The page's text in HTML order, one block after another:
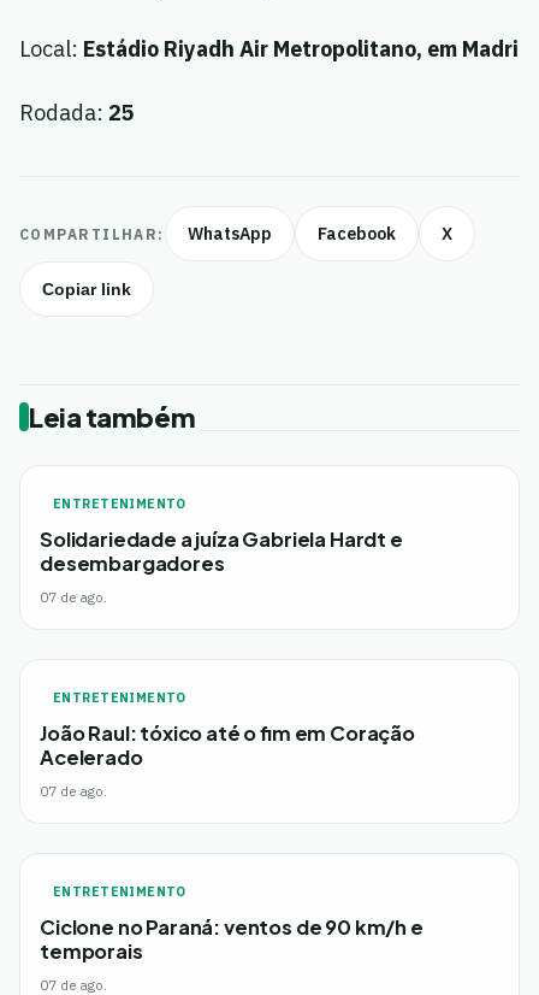
Local: Estádio Riyadh Air Metropolitano, em Madri
Rodada: 25
COMPARTILHAR: WhatsApp Facebook X
Copiar link
Leia também
ENTRETENIMENTO
Solidariedade a juíza Gabriela Hardt e
desembargadores
07 de ago.
ENTRETENIMENTO
João Raul: tóxico até o fim em Coração
Acelerado
07 de ago.
ENTRETENIMENTO
Ciclone no Paraná: ventos de 90 km/h e
temporais
07 de ago.